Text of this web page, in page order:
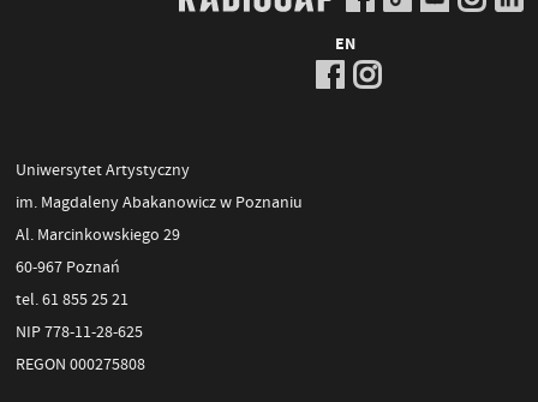
EN
Uniwersytet Artystyczny
im. Magdaleny Abakanowicz w Poznaniu
Al. Marcinkowskiego 29
60-967 Poznań
tel. 61 855 25 21
NIP 778-11-28-625
REGON 000275808